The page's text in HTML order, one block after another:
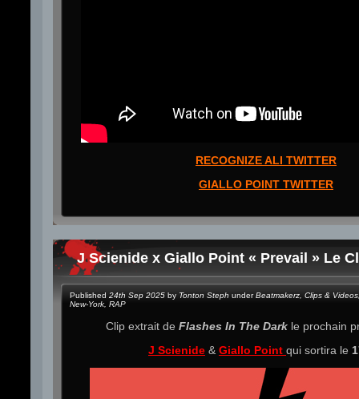
RECOGNIZE ALI TWITTER
GIALLO POINT TWITTER
J Scienide x Giallo Point « Prevail » Le
Published 24th Sep 2025 by Tonton Steph underBeatmakerz Clips & Videos
New-York RAP
Clip extrait de Flashes In The Dark le prochain
J Scienide & Giallo Point qui sortira le